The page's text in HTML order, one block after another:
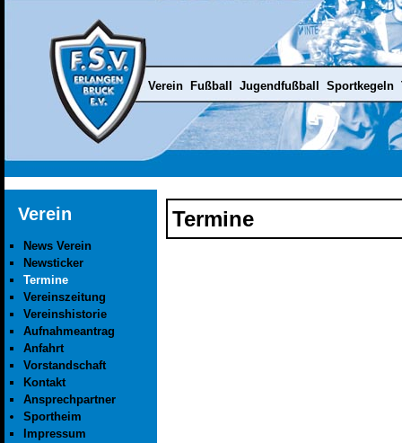
Termine
Verein Fußball Jugendfußball Sportkegeln
Verein
News Verein
Newsticker
Termine
Vereinszeitung
Vereinshistorie
Aufnahmeantrag
Anfahrt
Vorstandschaft
Kontakt
Ansprechpartner
Sportheim
Impressum